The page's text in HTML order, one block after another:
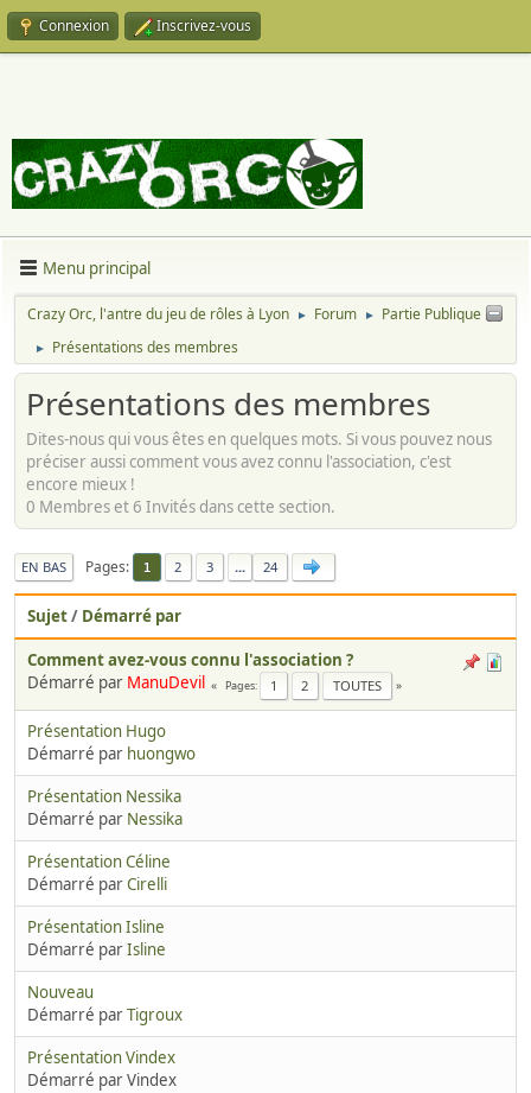
Connexion Inscrivez-vous
Menu principal
Crazy Orc, l'antre du jeu de rôles à Lyon ► Forum ► Partie Publique
► Présentations des membres
Présentations des membres
Dites-nous qui vous êtes en quelques mots. Si vous pouvez nous
préciser aussi comment vous avez connu l'association, c'est
encore mieux !
0 Membres et 6 Invités dans cette section.
EN BAS Pages 1 2 3 ... 24
Sujet/ Démarré par
Comment avez-vous connu l'association ?
Démarré par ManuDevil Pages 1 2 TOUTES
Présentation Hugo
Démarré par huongwo
Présentation Nessika
Démarré par Nessika
Présentation Céline
Démarré parCirelli
Présentation Isline
Démarré parIsline
Nouveau
Démarré parTigroux
Présentation Vindex
Démarré par Vindex